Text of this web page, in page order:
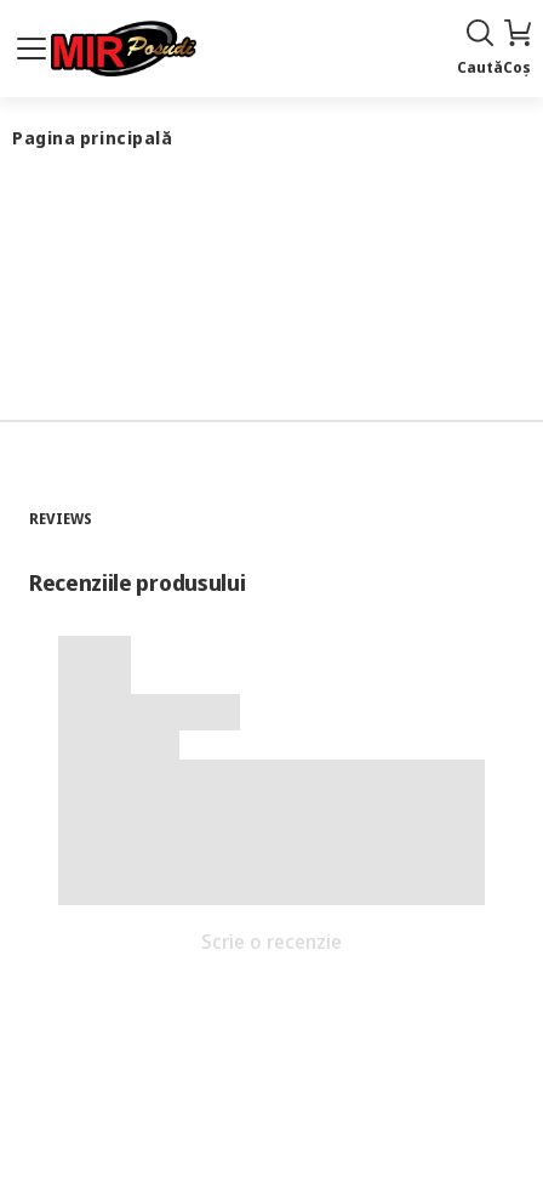
CautăCoș
Pagina principală
REVIEWS
Recenziile produsului
Scrie o recenzie